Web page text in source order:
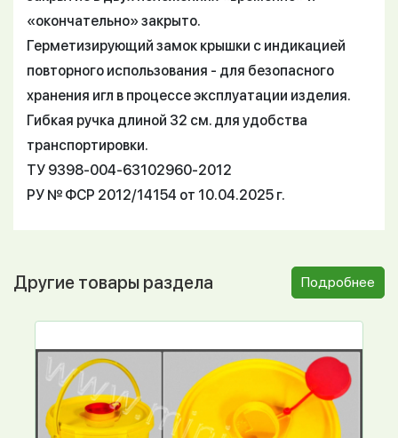
«окончательно» закрыто.
Герметизирующий замок крышки с индикацией
повторного использования - для безопасного
хранения игл в процессе эксплуатации изделия.
Гибкая ручка длиной 32 см. для удобства
транспортировки.
ТУ 9398-004-63102960-2012
РУ № ФСР 2012/14154 от 10.04.2025 г.
Другие товары раздела Подробнее